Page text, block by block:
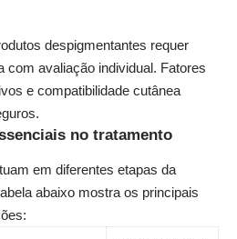
despigmentantes requer
com avaliação individual. Fatores
e compatibilidade cutânea
no tratamento
em diferentes etapas da
abaixo mostra os principais